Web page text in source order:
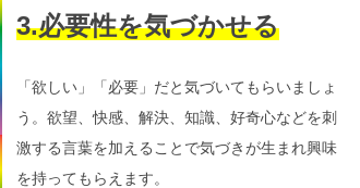
3.必要性を気づかせる
「欲しい」「必要」だと気づいてもらいましょ
う。欲望、快感、解決、知識、好奇心などを刺
激する言葉を加えることで気づきが生まれ興味
を持ってもらえます。